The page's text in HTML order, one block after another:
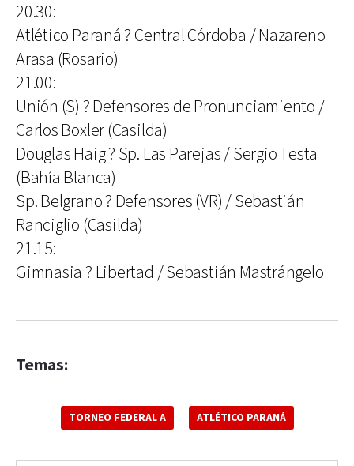
20.30:
Atlético Paraná ? Central Córdoba / Nazareno
Arasa (Rosario)
21.00:
Unión (S) ? Defensores de Pronunciamiento /
Carlos Boxler (Casilda)
Douglas Haig ? Sp. Las Parejas / Sergio Testa
(Bahía Blanca)
Sp. Belgrano ? Defensores (VR) / Sebastián
Ranciglio (Casilda)
21.15:
Gimnasia ? Libertad / Sebastián Mastrángelo
Temas:
TORNEO FEDERAL A ATLÉTICO PARANÁ